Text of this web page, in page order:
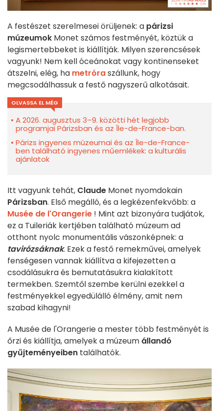
A festészet szerelmesei örüljenek: a párizsi
múzeumok Monet számos festményét, köztük a
legismertebbeket is kiállítják. Milyen szerencsések
vagyunk! Nem kell óceánokat vagy kontinenseket
átszelni, elég, ha metróraszállunk, hogy
megcsodálhassuk a festő nagyszerű alkotásait.
OLVASSA EL MÉG
A 2026. augusztus 3–9. közötti hét legjobb
programjai Párizsban és az Île-de-France-ban.
Párizs ingyenes múzeumai és az Île-de-France-
ben található ingyenes műemlékek: a kulturális
ajánlatok
Itt vagyunk tehát, Claude Monet nyomdokain
Párizsban. Első megálló, és a legkézenfekvőbb: a
Musée de l'Orangerie ! Mint azt bizonyára tudjátok,
ez a Tuileriák kertjében található múzeum ad
otthont nyolc monumentális vászonképnek: a
tavirózsáknak. Ezek a festő remekművei, amelyek
fenségesen vannak kiállítva a kifejezetten a
csodálásukra és bemutatásukra kialakított
termekben. Szemtől szembe kerülni ezekkel a
festményekkel egyedülálló élmény, amit nem
szabad kihagyni!
A Musée de l'Orangerie a mester több festményét is
őrzi és kiállítja, amelyek a múzeum állandó
gyűjteményeiben találhatók.